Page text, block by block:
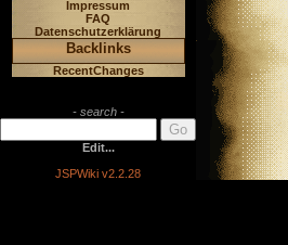
Impressum
FAQ
Datenschutzerklärung
Backlinks
RecentChanges
- search -
Edit...
JSPWiki v2.2.28